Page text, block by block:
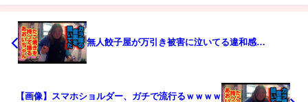
無人餃子屋が万引き被害に泣いてる違和感…
【画像】スマホショルダー、ガチで流行るｗｗｗｗ